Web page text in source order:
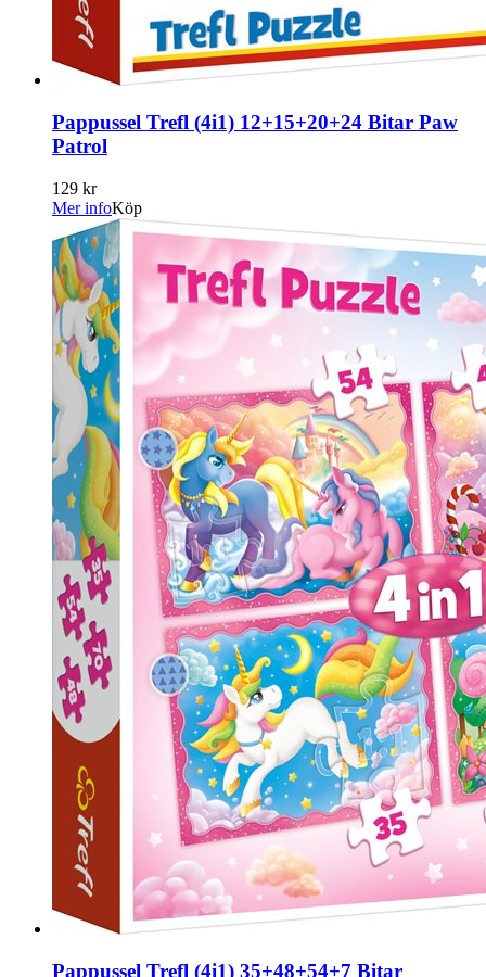
Pappussel Trefl (4i1) 12+15+20+24 Bitar Paw
Patrol
129 kr
Mer infoKöp
Pappussel Trefl (4i1) 35+48+54+7 Bitar